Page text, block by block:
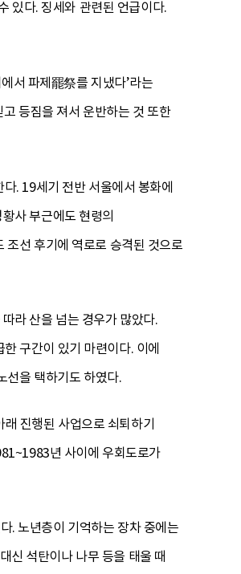
있다. 징세와 관련된 언급이다.
서 파제罷祭를 지냈다’라는
등짐을 져서 운반하는 것 또한
. 19세기 전반 서울에서 봉화에
사 부근에도 현령의
조선 후기에 역로로 승격된 것으로
라 산을 넘는 경우가 많았다.
구간이 있기 마련이다. 이에
선을 택하기도 하였다.
진행된 사업으로 쇠퇴하기
년 사이에 우회도로가
. 노년층이 기억하는 장차 중에는
신 석탄이나 나무 등을 태울 때